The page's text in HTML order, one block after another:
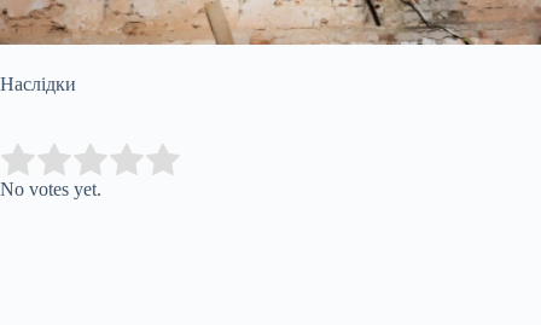
Наслідки
Rate this item:
No votes yet.